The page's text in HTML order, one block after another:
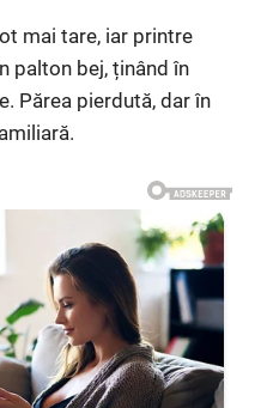
mai tare, iar printre
palton bej, ținând în
Părea pierdută, dar în